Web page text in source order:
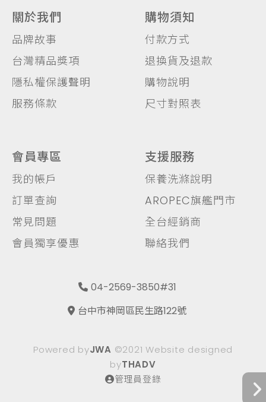
關於我們
品牌故事
台灣精品獎項
隱私權保護聲明
服務條款
購物須知
付款方式
退換貨及退款
購物說明
尺寸對照表
會員專區
我的帳戶
訂單查詢
常見問題
會員獨享優惠
支援服務
保養洗滌說明
AROPEC旗艦門市
全台經銷商
聯絡我們
04-2569-3850#31
台中市神岡區民生路122號
Powered byJWA ©2021 Website designed
byTHADV
管理員登錄